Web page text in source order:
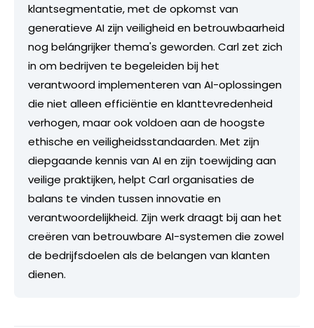
klantsegmentatie, met de opkomst van
generatieve AI zijn veiligheid en betrouwbaarheid
nog belángrijker thema's geworden. Carl zet zich
in om bedrijven te begeleiden bij het
verantwoord implementeren van AI-oplossingen
die niet alleen efficiëntie en klanttevredenheid
verhogen, maar ook voldoen aan de hoogste
ethische en veiligheidsstandaarden. Met zijn
diepgaande kennis van AI en zijn toewijding aan
veilige praktijken, helpt Carl organisaties de
balans te vinden tussen innovatie en
verantwoordelijkheid. Zijn werk draagt bij aan het
creëren van betrouwbare AI-systemen die zowel
de bedrijfsdoelen als de belangen van klanten
dienen.